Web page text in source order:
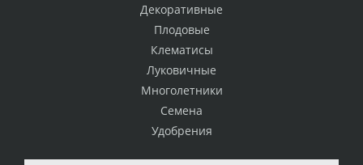
Декоративные
Плодовые
Клематисы
Луковичные
Многолетники
Семена
Удобрения